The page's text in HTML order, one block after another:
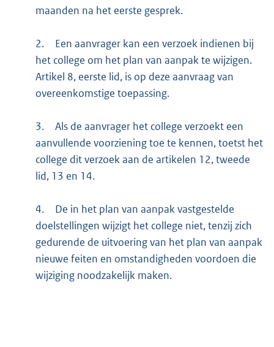
maanden na het eerste gesprek.
2.
Een aanvrager kan een verzoek indienen bij
het college om het plan van aanpak te wijzigen.
Artikel 8, eerste lid, is op deze aanvraag van
overeenkomstige toepassing.
3.
Als de aanvrager het college verzoekt een
aanvullende voorziening toe te kennen, toetst het
college dit verzoek aan de artikelen 12, tweede
lid, 13 en 14.
4.
De in het plan van aanpak vastgestelde
doelstellingen wijzigt het college niet, tenzij zich
gedurende de uitvoering van het plan van aanpak
nieuwe feiten en omstandigheden voordoen die
wijziging noodzakelijk maken.